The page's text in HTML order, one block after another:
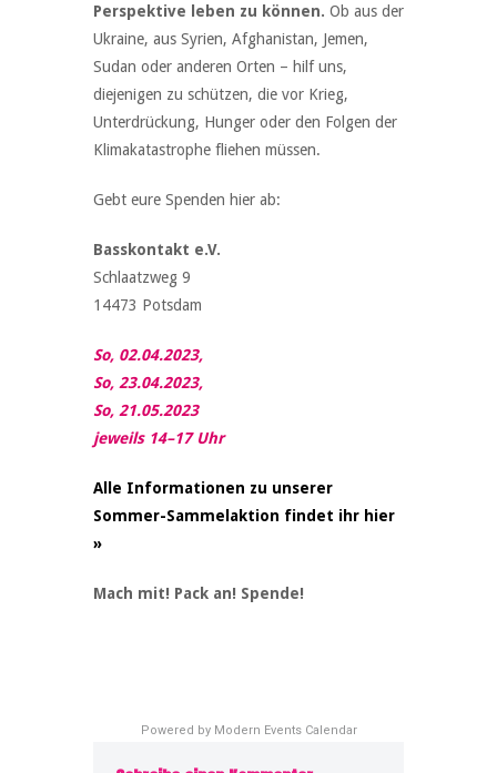
Perspektive leben zu können. Ob aus der
Ukraine, aus Syrien, Afghanistan, Jemen,
Sudan oder anderen Orten – hilf uns,
diejenigen zu schützen, die vor Krieg,
Unterdrückung, Hunger oder den Folgen der
Klimakatastrophe fliehen müssen.
Gebt eure Spenden hier ab:
Basskontakt e.V.
Schlaatzweg 9
14473 Potsdam
So, 02.04.2023,
So, 23.04.2023,
So, 21.05.2023
jeweils 14–17 Uhr
Alle Informationen zu unserer
Sommer-Sammelaktion findet ihr hier
»
Mach mit! Pack an! Spende!
Powered by Modern Events Calendar